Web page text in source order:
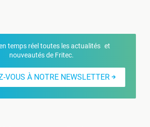
temps réel toutes les actualités et
nouveautés de Fritec.
VOUS À NOTRE NEWSLETTER